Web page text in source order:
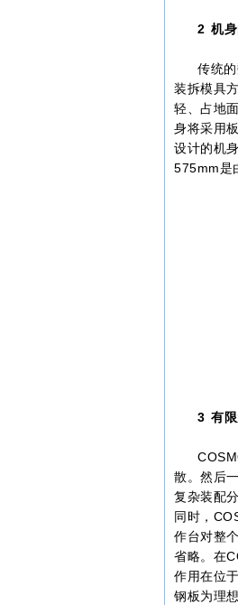
2 机身
传统的数
装拆模具
轻、占地
身将采用
设计的机
575mm是
3 有限
散。然后
复杂装配
同时，
作台对整
省略。在
作用在位
钢板为理想